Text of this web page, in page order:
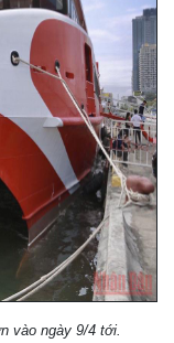
vào ngày 9/4 tới.